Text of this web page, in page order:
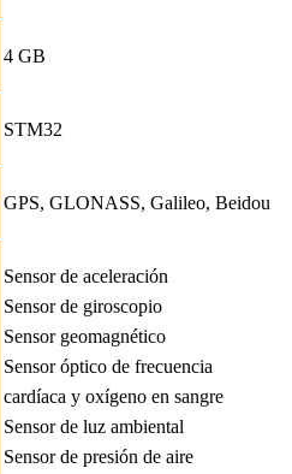
4 GB
STM32
GPS, GLONASS, Galileo, Beidou
Sensor de aceleración
Sensor de giroscopio
Sensor geomagnético
Sensor óptico de frecuencia
cardíaca y oxígeno en sangre
Sensor de luz ambiental
Sensor de presión de aire